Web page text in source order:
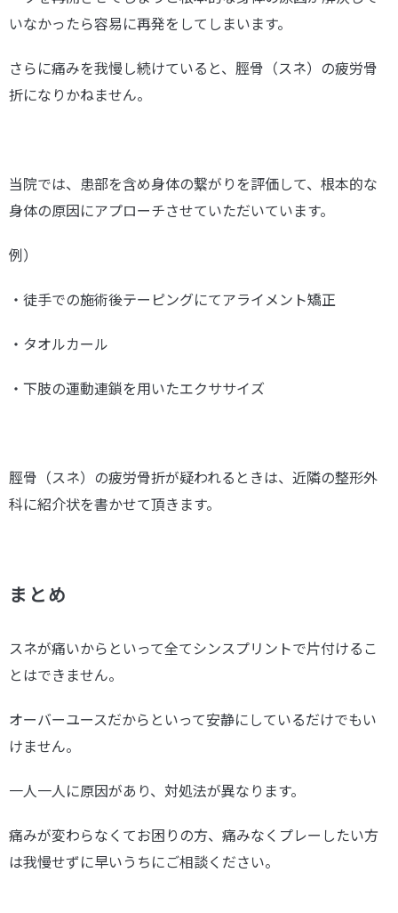
いなかったら容易に再発をしてしまいます。
さらに痛みを我慢し続けていると、脛骨（スネ）の疲労骨
折になりかねません。
当院では、患部を含め身体の繋がりを評価して、根本的な
身体の原因にアプローチさせていただいています。
例）
・徒手での施術後テーピングにてアライメント矯正
・タオルカール
・下肢の運動連鎖を用いたエクササイズ
脛骨（スネ）の疲労骨折が疑われるときは、近隣の整形外
科に紹介状を書かせて頂きます。
まとめ
スネが痛いからといって全てシンスプリントで片付けるこ
とはできません。
オーバーユースだからといって安静にしているだけでもい
けません。
一人一人に原因があり、対処法が異なります。
痛みが変わらなくてお困りの方、痛みなくプレーしたい方
は我慢せずに早いうちにご相談ください。